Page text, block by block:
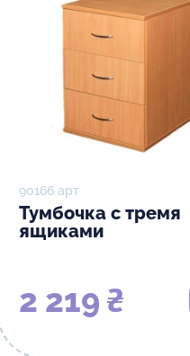
90166 арт
Тумбочка с тремя
ящиками
2 219 ₴